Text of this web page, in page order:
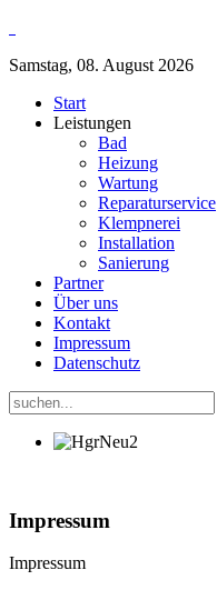
Samstag, 08. August 2026
Start
Leistungen
Bad
Heizung
Wartung
Reparaturservice
Klempnerei
Installation
Sanierung
Partner
Über uns
Kontakt
Impressum
Datenschutz
Impressum
Impressum